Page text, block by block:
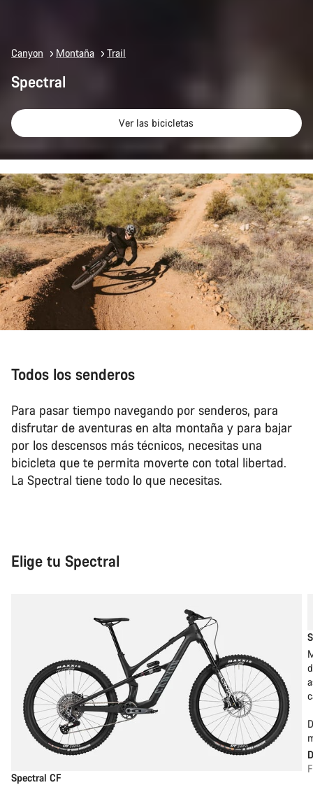
Canyon Montaña Trail
Spectral
Ver las bicicletas
Todos los senderos
Para pasar tiempo navegando por senderos, para
disfrutar de aventuras en alta montaña y para bajar
por los descensos más técnicos, necesitas una
bicicleta que te permita moverte con total libertad.
La Spectral tiene todo lo que necesitas.
Elige tu Spectral
Spectral CF